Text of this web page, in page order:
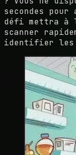
secondes
défi mettra à
scanner
identifier les